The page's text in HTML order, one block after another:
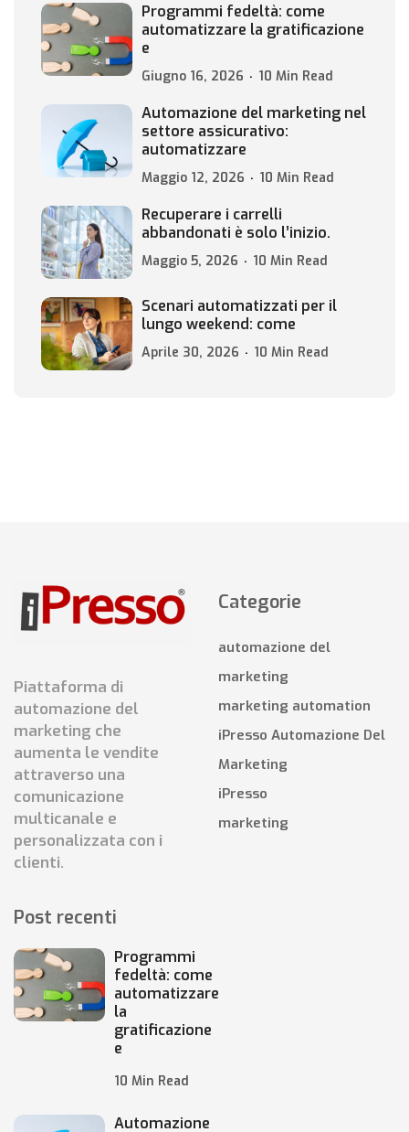
Programmi fedeltà: come
automatizzare la gratificazione
e
Giugno 16, 2026 10 Min Read
Automazione del marketing nel
settore assicurativo:
automatizzare
Maggio 12, 2026 10 Min Read
Recuperare i carrelli
abbandonati è solo l’inizio.
Maggio 5, 2026 10 Min Read
Scenari automatizzati per il
lungo weekend: come
Aprile 30, 2026 10 Min Read
Piattaforma di
automazione del
marketing che
aumenta le vendite
attraverso una
comunicazione
multicanale e
personalizzata con i
clienti.
Categorie
automazione del
marketing
marketing automation
iPresso Automazione Del
Marketing
iPresso
marketing
Post recenti
Programmi
fedeltà: come
automatizzare
la
gratificazione
e
10 Min Read
Automazione